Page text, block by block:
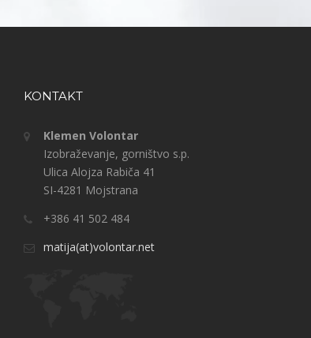
KONTAKT
Klemen Volontar
Izobraževanje, gorništvo s.p.
Ulica Alojza Rabiča 41
SI-4281 Mojstrana
+386 41 502 484
matija(at)volontar.net